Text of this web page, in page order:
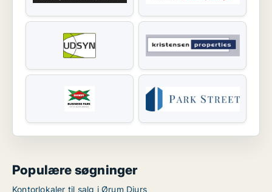
Populære søgninger
Kontorlokaler til salg i Ørum Djurs